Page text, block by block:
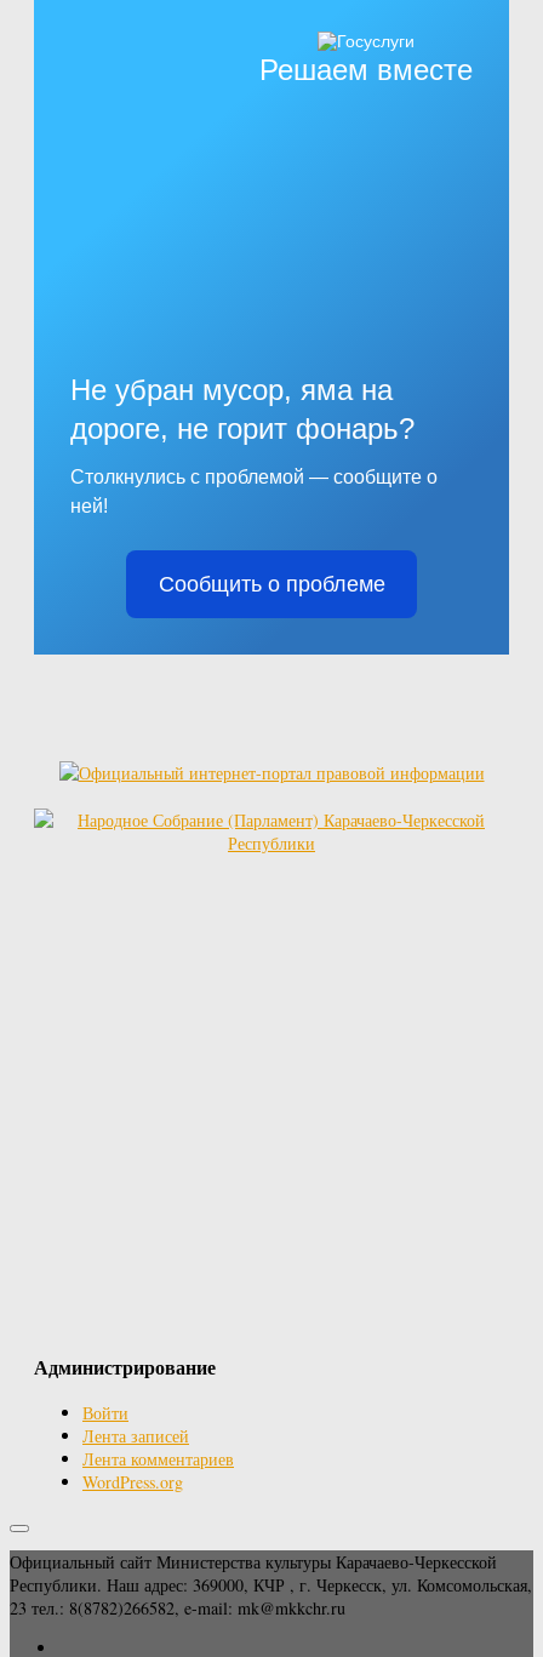
Решаем вместе
Не убран мусор, яма на
дороге, не горит фонарь?
Столкнулись с проблемой — сообщите о
ней!
Сообщить о проблеме
Администрирование
Войти
Лента записей
Лента комментариев
WordPress.org
Официальный сайт Министерства культуры Карачаево-Черкесской
Республики. Наш адрес: 369000, КЧР , г. Черкесск, ул. Комсомольская,
23 тел.: 8(8782)266582, e-mail: mk@mkkchr.ru